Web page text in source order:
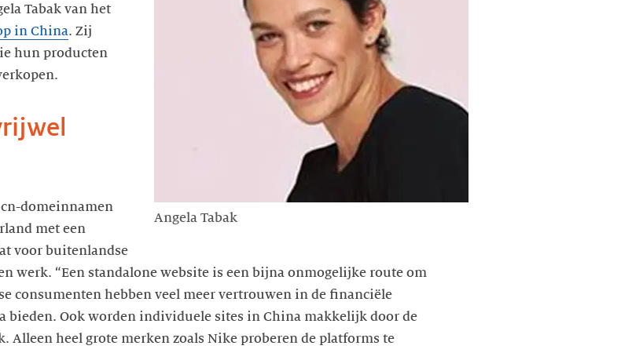
Angela Tabak
Tabak van het
in China. Zij
hun producten
domeinnamen
met een
voor buitenlandse
werk. “Een standalone website is een bijna onmogelijke route om
consumenten hebben veel meer vertrouwen in de financiële
bieden. Ook worden individuele sites in China makkelijk door de
Alleen heel grote merken zoals Nike proberen de platforms te